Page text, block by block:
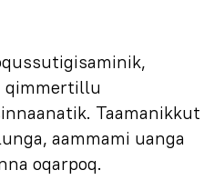
qimmertillu
Taamanikkut
aammami uanga
oqarpoq.